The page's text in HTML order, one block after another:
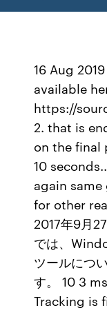
16 Aug
available
https://
2. that is
on the final
10
again
for other
2017年9月
では、
ツールにつ
す。 10 3
Tracking is